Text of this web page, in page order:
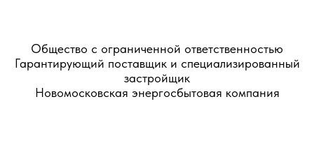
Общество с ограниченной ответственностью
Гарантирующий поставщик и специализированный
застройщик
Новомосковская энергосбытовая компания